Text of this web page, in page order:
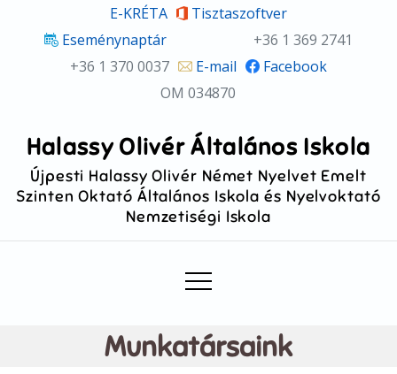
E-KRÉTA
Tisztaszoftver
Eseménynaptár
+36 1 369 2741
+36 1 370 0037
E-mail
Facebook
OM 034870
Halassy Olivér Általános Iskola
Újpesti Halassy Olivér Német Nyelvet Emelt
Szinten Oktató Általános Iskola és Nyelvoktató
Nemzetiségi Iskola
Munkatársaink